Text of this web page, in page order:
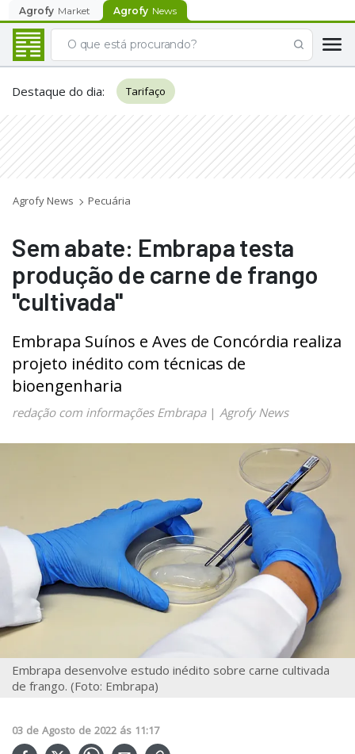
Agrofy Market Agrofy News
Destaque do dia: Tarifaço
Agrofy News Pecuária
Sem abate: Embrapa testa
produção de carne de frango
"cultivada"
Embrapa Suínos e Aves de Concórdia realiza
projeto inédito com técnicas de
bioengenharia
redação com informações Embrapa| Agrofy News
Embrapa desenvolve estudo inédito sobre carne cultivada
de frango. (Foto: Embrapa)
03 de Agosto de 2022 ás 11:17